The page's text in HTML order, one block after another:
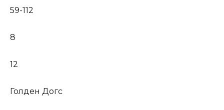
59-112
8
12
Голден Догс